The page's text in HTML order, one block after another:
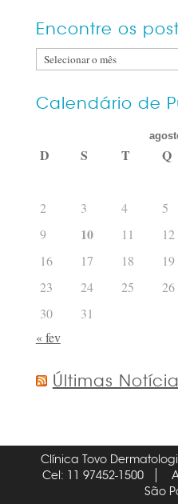
Encontre os
Encontre
posts
Calendário de
D S T Q
2
3 4 5
9
10 11 12
16
17 18 19
23
24 25 26
30
31
« fev
Últimas
Clínica Tovo
Cel: 11 97452-1500
São